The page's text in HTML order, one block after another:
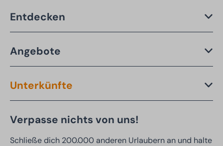
Entdecken
Angebote
Unterkünfte
Verpasse nichts von uns!
Schließe dich 200.000 anderen Urlaubern an und halte